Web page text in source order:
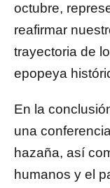
octubre,
reafirmar
trayectoria de
epopeya
En la
una
hazaña, así
humanos y el